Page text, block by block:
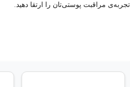
تجربه‌ی مراقبت پوستی‌تان را ارتقا دهید.